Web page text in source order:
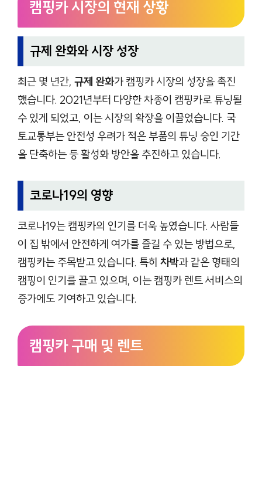
캠핑카 시장의 현재 상황
규제 완화와 시장 성장
최근 몇 년간, 규제 완화가 캠핑카 시장의 성장을 촉진
했습니다. 2021년부터 다양한 차종이 캠핑카로 튜닝될
수 있게 되었고, 이는 시장의 확장을 이끌었습니다. 국
토교통부는 안전성 우려가 적은 부품의 튜닝 승인 기간
을 단축하는 등 활성화 방안을 추진하고 있습니다.
코로나19의 영향
코로나19는 캠핑카의 인기를 더욱 높였습니다. 사람들
이 집 밖에서 안전하게 여가를 즐길 수 있는 방법으로,
캠핑카는 주목받고 있습니다. 특히 차박과 같은 형태의
캠핑이 인기를 끌고 있으며, 이는 캠핑카 렌트 서비스의
증가에도 기여하고 있습니다.
캠핑카 구매 및 렌트